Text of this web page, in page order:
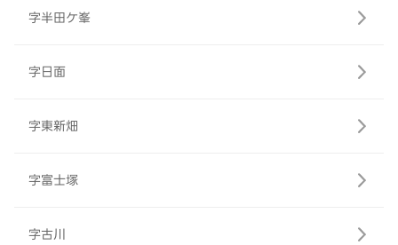
字半田ケ峯
字日面
字東新畑
字富士塚
字古川